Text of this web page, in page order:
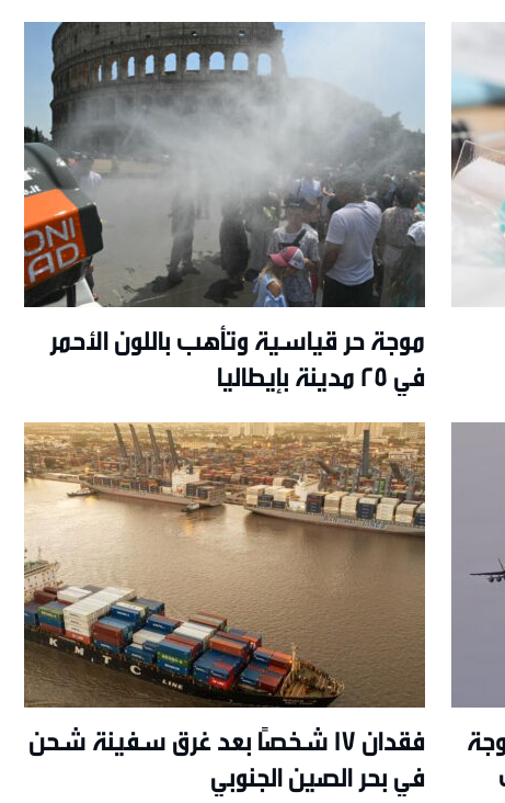
موجة حر قياسية وتأهب باللون الأحمر
في 25 مدينة بإيطاليا
فقدان 17 شخصًا بعد غرق سفينة شحن
في بحر الصين الجنوبي